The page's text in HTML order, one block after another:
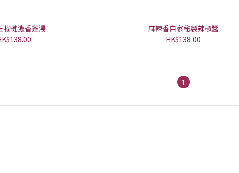
榴槤濃香雞湯
麻辣香自家秘製辣椒醬
HK$138.00
1